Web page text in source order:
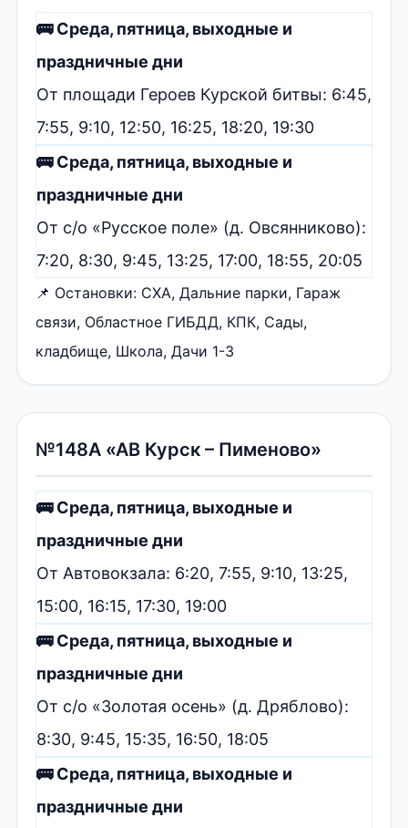
🚌 Среда, пятница, выходные и
праздничные дни
От площади Героев Курской битвы: 6:45,
7:55, 9:10, 12:50, 16:25, 18:20, 19:30
🚌 Среда, пятница, выходные и
праздничные дни
От с/о «Русское поле» (д. Овсянниково):
7:20, 8:30, 9:45, 13:25, 17:00, 18:55, 20:05
📌 Остановки: СХА, Дальние парки, Гараж
связи, Областное ГИБДД, КПК, Сады,
кладбище, Школа, Дачи 1-3
№148А «АВ Курск – Пименово»
🚌 Среда, пятница, выходные и
праздничные дни
От Автовокзала: 6:20, 7:55, 9:10, 13:25,
15:00, 16:15, 17:30, 19:00
🚌 Среда, пятница, выходные и
праздничные дни
От с/о «Золотая осень» (д. Дряблово):
8:30, 9:45, 15:35, 16:50, 18:05
🚌 Среда, пятница, выходные и
праздничные дни